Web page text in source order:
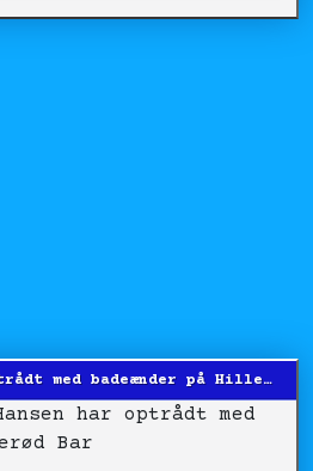
Heino Hansen har optrådt med badeænder på Hillerød Bar